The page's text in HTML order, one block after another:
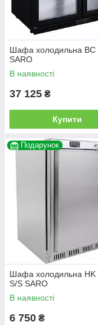
Шафа холодильна BC
SARO
В наявності
37 125 ₴
Купити
Подарунок
Шафа холодильна HK
S/S SARO
В наявності
6 750 ₴